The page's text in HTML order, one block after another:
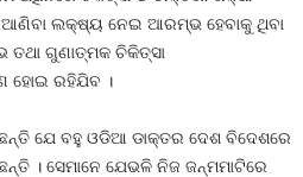
ଲକ୍ଷ୍ୟ ନେଇ ଆରମ୍ଭ ହେବାକୁ ଥିବା
ଗୁଣାତ୍ମକ ଚିକିତ୍ସା
ହୋଇ ରହିଯିବ ।
ଯେ ବହୁ ଓଡିଆ ଡାକ୍ତର ଦେଶ ବିଦେଶରେ
। ସେମାନେ ଯେଭଳି ନିଜ ଜନ୍ମମାଟିରେ